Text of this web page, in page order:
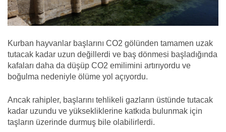
Kurban hayvanlar başlarını CO2 gölünden tamamen uzak
tutacak kadar uzun değillerdi ve baş dönmesi başladığında
kafaları daha da düşüp CO2 emilimini artırıyordu ve
boğulma nedeniyle ölüme yol açıyordu.
Ancak rahipler, başlarını tehlikeli gazların üstünde tutacak
kadar uzundu ve yüksekliklerine katkıda bulunmak için
taşların üzerinde durmuş bile olabilirlerdi.